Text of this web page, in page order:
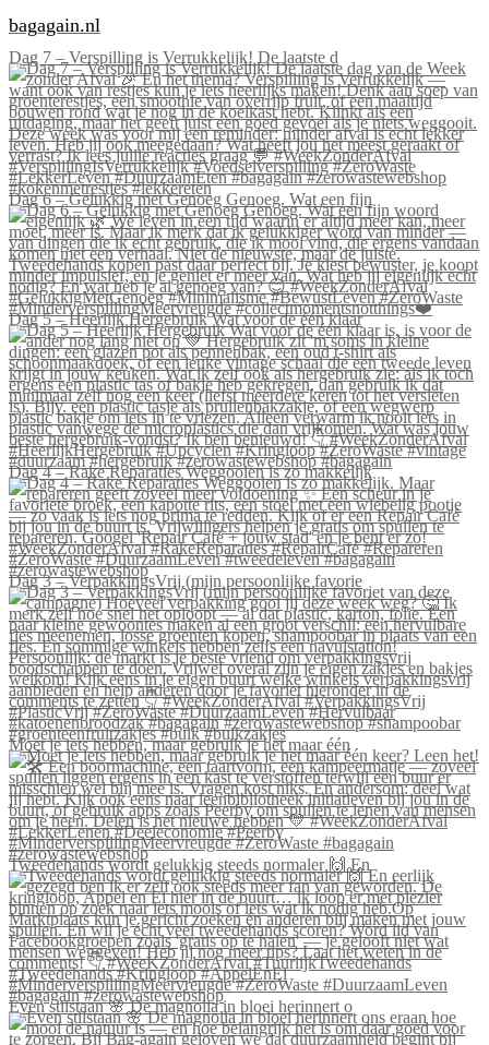
bagagain.nl
Dag 7 – Verspilling is Verrukkelijk! De laatste d
Dag 6 – Gelukkig met Genoeg Genoeg. Wat een fijn
Dag 5 – Heerlijk Hergebruik Wat voor de één klaar
Dag 4 – Rake Reparaties Weggooien is zo makkelijk
Dag 3 – VerpakkingsVrij (mijn persoonlijke favorie
Moet je iets hebben, maar gebruik je het maar één
Tweedehands wordt gelukkig steeds normaler 🙌 En
Even stilstaan 🌸 De magnolia in bloei herinnert o